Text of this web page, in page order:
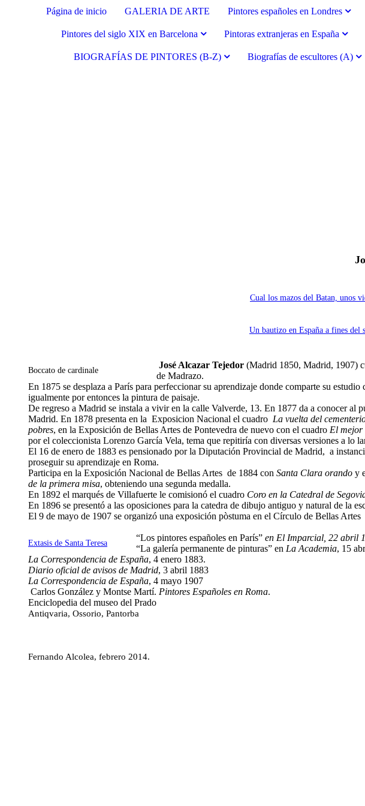
Página de inicio GALERIA DE ARTE Pintores españoles en Londres
Pintores del siglo XIX en Barcelona Pintoras extranjeras en España
BIOGRAFÍAS DE PINTORES (B-Z) Biografías de escultores (A)
Cual los mazos del Batan, unos
Un bautizo en España a fines del
Boccato de cardinale José Alcazar Tejedor (Madrid 1850, Madrid, 1907)
de Madrazo.
En 1875 se desplaza a París para perfeccionar su aprendizaje donde comparte su
igualmente por entonces la pintura de paisaje.
De regreso a Madrid se instala a vivir en la calle Valverde, 13. En 1877 da a conocer al
Madrid. En 1878 presenta en la Exposicion Nacional el cuadro La vuelta del
pobres, en la Exposición de Bellas Artes de Pontevedra de nuevo con el cuadro El mejor
por el coleccionista Lorenzo García Vela, tema que repitiría con diversas versiones a lo
El 16 de enero de 1883 es pensionado por la Diputación Provincial de Madrid, a
proseguir su aprendizaje en Roma.
Participa en la Exposición Nacional de Bellas Artes de 1884 con Santa Clara orando y
de la primera misa, obteniendo una segunda medalla.
En 1892 el marqués de Villafuerte le comisionó el cuadro Coro en la Catedral de
En 1896 se presentó a las oposiciones para la catedra de dibujo antiguo y natural de la
El 9 de mayo de 1907 se organizó una exposición pòstuma en el Círculo de Bellas Artes
Extasis de Santa Teresa “Los pintores españoles en París” en El Imparcial, 22 abril
“La galería permanente de pinturas” en La Academia, 15
La Correspondencia de España, 4 enero 1883.
Diario oficial de avisos de Madrid, 3 abril 1883
La Correspondencia de España, 4 mayo 1907
Carlos González y Montse Martí. Pintores Españoles en Roma.
Enciclopedia del museo del Prado
Antiqvaria, Ossorio, Pantorba
Fernando Alcolea, febrero 2014.